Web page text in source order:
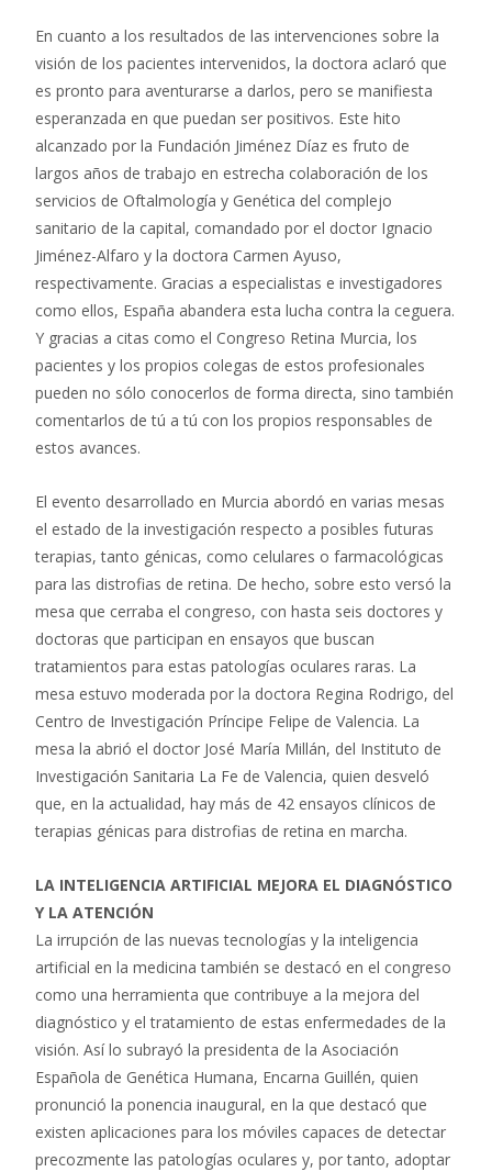
En cuanto a los resultados de las intervenciones sobre la
visión de los pacientes intervenidos, la doctora aclaró que
es pronto para aventurarse a darlos, pero se manifiesta
esperanzada en que puedan ser positivos. Este hito
alcanzado por la Fundación Jiménez Díaz es fruto de
largos años de trabajo en estrecha colaboración de los
servicios de Oftalmología y Genética del complejo
sanitario de la capital, comandado por el doctor Ignacio
Jiménez-Alfaro y la doctora Carmen Ayuso,
respectivamente. Gracias a especialistas e investigadores
como ellos, España abandera esta lucha contra la ceguera.
Y gracias a citas como el Congreso Retina Murcia, los
pacientes y los propios colegas de estos profesionales
pueden no sólo conocerlos de forma directa, sino también
comentarlos de tú a tú con los propios responsables de
estos avances.
El evento desarrollado en Murcia abordó en varias mesas
el estado de la investigación respecto a posibles futuras
terapias, tanto génicas, como celulares o farmacológicas
para las distrofias de retina. De hecho, sobre esto versó la
mesa que cerraba el congreso, con hasta seis doctores y
doctoras que participan en ensayos que buscan
tratamientos para estas patologías oculares raras. La
mesa estuvo moderada por la doctora Regina Rodrigo, del
Centro de Investigación Príncipe Felipe de Valencia. La
mesa la abrió el doctor José María Millán, del Instituto de
Investigación Sanitaria La Fe de Valencia, quien desveló
que, en la actualidad, hay más de 42 ensayos clínicos de
terapias génicas para distrofias de retina en marcha.
LA INTELIGENCIA ARTIFICIAL MEJORA EL DIAGNÓSTICO
Y LA ATENCIÓN
La irrupción de las nuevas tecnologías y la inteligencia
artificial en la medicina también se destacó en el congreso
como una herramienta que contribuye a la mejora del
diagnóstico y el tratamiento de estas enfermedades de la
visión. Así lo subrayó la presidenta de la Asociación
Española de Genética Humana, Encarna Guillén, quien
pronunció la ponencia inaugural, en la que destacó que
existen aplicaciones para los móviles capaces de detectar
precozmente las patologías oculares y, por tanto, adoptar